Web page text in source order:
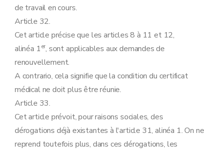
de travail en cours.
Article 32.
Cet article précise que les articles 8 à 11 et 12,
alinéa 1er, sont applicables aux demandes de
renouvellement.
A contrario, cela signifie que la condition du certificat
médical ne doit plus être réunie.
Article 33.
Cet article prévoit, pour raisons sociales, des
dérogations déjà existantes à l'article 31, alinéa 1. On ne
reprend toutefois plus, dans ces dérogations, les